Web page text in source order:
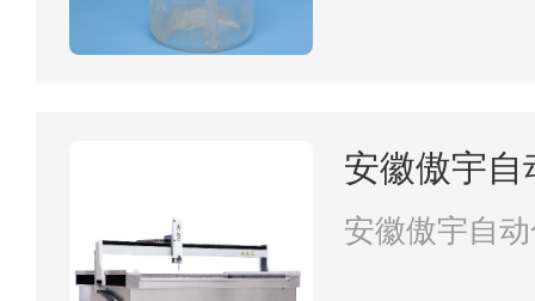
安徽傲宇
公司
安徽傲宇自